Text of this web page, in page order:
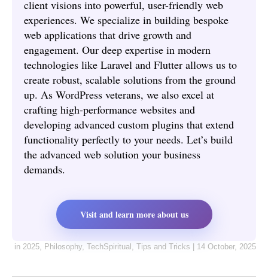
client visions into powerful, user-friendly web
experiences. We specialize in building bespoke
web applications that drive growth and
engagement. Our deep expertise in modern
technologies like Laravel and Flutter allows us to
create robust, scalable solutions from the ground
up. As WordPress veterans, we also excel at
crafting high-performance websites and
developing advanced custom plugins that extend
functionality perfectly to your needs. Let’s build
the advanced web solution your business
demands.
Visit and learn more about us
in 2025 Philosophy TechSpiritual Tips and Tricks | 14 October, 2025